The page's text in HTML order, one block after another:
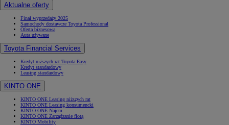
Aktualne oferty
Finał wyprzedaży 2025
Samochody dostawcze Toyota Professional
Oferta biznesowa
Auta używane
Toyota Financial Services
Kredyt niższych rat Toyota Easy
Kredyt standardowy
Leasing standardowy
KINTO ONE
KINTO ONE Leasing niższych rat
KINTO ONE Leasing konsumencki
KINTO ONE Najem
KINTO ONE Zarządzanie flotą
KINTO Mobility